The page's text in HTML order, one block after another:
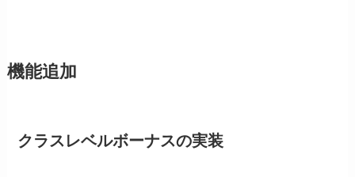
機能追加
クラスレベルボーナスの実装